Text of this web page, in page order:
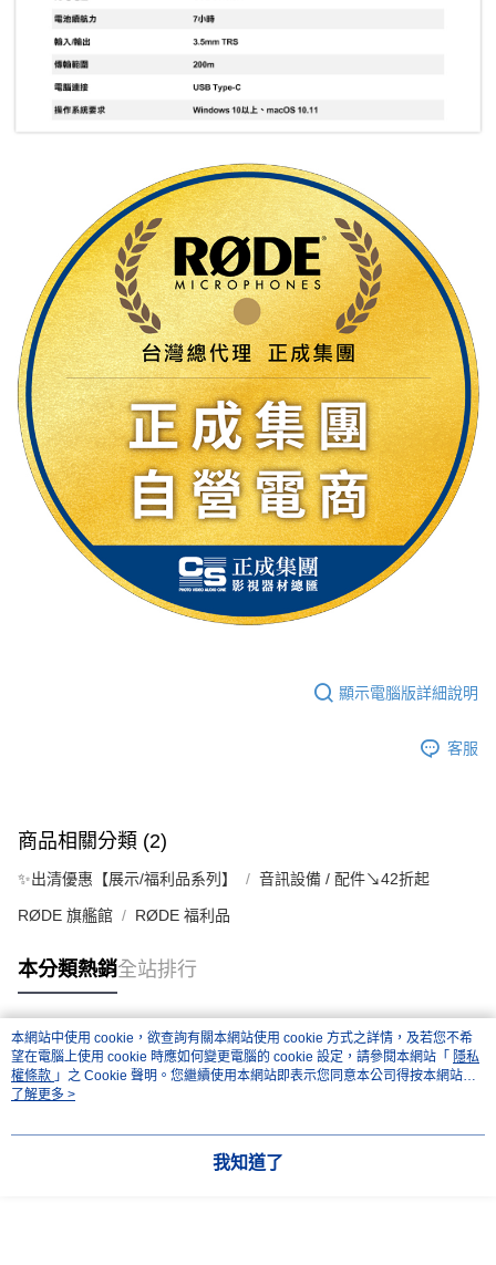
顯示電腦版詳細說明
客服
商品相關分類 (2)
✨出清優惠【展示/福利品系列】 音訊設備 / 配件↘42折起
RØDE 旗艦館 RØDE 福利品
本分類熱銷全站排行
熱門標籤
本網站中使用 cookie，欲查詢有關本網站使用 cookie 方式之詳情，及若您不希
望在電腦上使用 cookie 時應如何變更電腦的 cookie 設定，請參閱本網站「 隱私
權條款 」之 Cookie 聲明。您繼續使用本網站即表示您同意本公司得按本網站使
用條款之 Cookie 聲明使用 cookie。
了解更多 >
我知道了